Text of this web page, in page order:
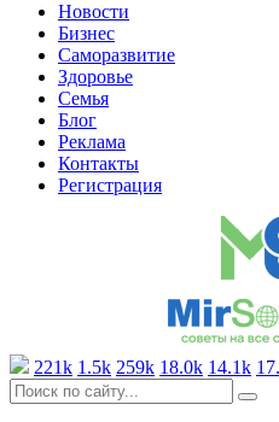
Новости
Бизнес
Саморазвитие
Здоровье
Семья
Блог
Реклама
Контакты
Регистрация
221k 1.5k 259k 18.0k 14.1k